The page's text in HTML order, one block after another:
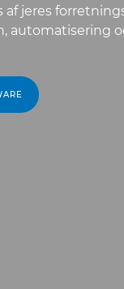
jeres
automatisering